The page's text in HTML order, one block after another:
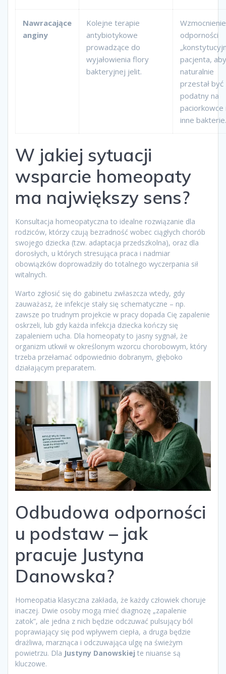
Nawracające
anginy
Kolejne terapie
antybiotykowe
prowadzące do
wyjałowienia flory
bakteryjnej jelit.
Wzmocnienie
odporności
pacjenta, aby
naturalnie
przestał być
podatny na
paciorkowce
inne bakterie.
W jakiej sytuacji
wsparcie homeopaty
ma największy sens?
Konsultacja homeopatyczna to idealne rozwiązanie dla
rodziców, którzy czują bezradność wobec ciągłych chorób
swojego dziecka (tzw. adaptacja przedszkolna), oraz dla
dorosłych, u których stresująca praca i nadmiar
obowiązków doprowadziły do totalnego wyczerpania sił
witalnych.
Warto zgłosić się do gabinetu zwłaszcza wtedy, gdy
zauważasz, że infekcje stały się schematyczne – np.
zawsze po trudnym projekcie w pracy dopada Cię zapalenie
oskrzeli, lub gdy każda infekcja dziecka kończy się
zapaleniem ucha. Dla homeopaty to jasny sygnał, że
organizm utkwił w określonym wzorcu chorobowym, który
trzeba przełamać odpowiednio dobranym, głęboko
działającym preparatem.
Odbudowa odporności
u podstaw – jak
pracuje Justyna
Danowska?
Homeopatia klasyczna zakłada, że każdy człowiek choruje
inaczej. Dwie osoby mogą mieć diagnozę „zapalenie
zatok”, ale jedna z nich będzie odczuwać pulsujący ból
poprawiający się pod wpływem ciepła, a druga będzie
drażliwa, marznąca i odczuwająca ulgę na świeżym
powietrzu. Dla Justyny Danowskiej te niuanse są
kluczowe.